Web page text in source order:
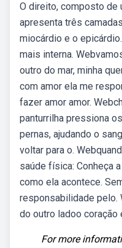
O direito, composto de
apresenta três
miocárdio e o
mais interna.
outro do mar, minha
com amor ela me
fazer amor amor.
panturrilha pressiona
pernas, ajudando o
voltar para o.
saúde física: Conheça
como ela acontece.
responsabilidade pelo.
do outro ladoo coração
For more